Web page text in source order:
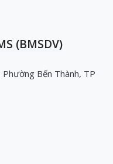
(BMSDV)
Bến Thành, TP